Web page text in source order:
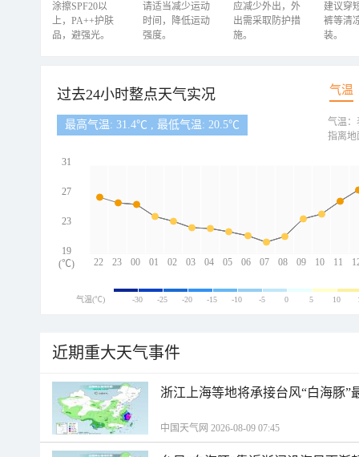
涂擦SPF20以
上，PA++护肤
品，避强光。
请适当减少运动
时间，降低运动
强度。
应减少外出，外
出需采取防护措
施。
建议穿
裤等清
装。
过去24小时整点天气实况 气温
最高气温: 31.4℃ , 最低气温: 20.5℃
22 23 00 01 02 03 04 05 06 07 08 09 10 11
31
27
23
19
(℃)
气温：
指离地
气温(℃) -30 -25 -20 -15 -10 -5 0 5 10
近期重大天气事件
浙江上海等地将承接台风“白海豚”
中国天气网 2026-08-09 07:45